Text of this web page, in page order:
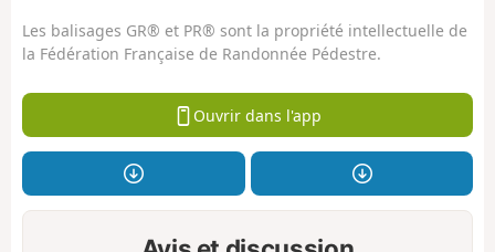
Les balisages GR® et PR® sont la propriété intellectuelle de
la Fédération Française de Randonnée Pédestre.
Ouvrir dans l'app